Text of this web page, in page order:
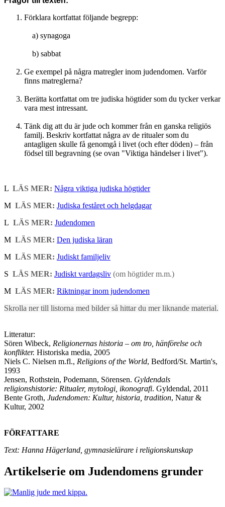
Förklara kortfattat följande begrepp:
a) synagoga
b) sabbat
Ge exempel på några matregler inom judendomen. Varför
finns matreglerna?
Berätta kortfattat om tre judiska högtider som du tycker verkar
vara mest intressant.
Tänk dig att du är jude och kommer från en ganska religiös
familj. Beskriv kortfattat några av de ritualer som du
antagligen skulle få genomgå i livet (och efter döden) – från
födsel till begravning (se ovan "Viktiga händelser i livet").
L LÄS MER: Några viktiga judiska högtider
M LÄS MER: Judiska feståret och helgdagar
L LÄS MER: Judendomen
M LÄS MER: Den judiska läran
M LÄS MER: Judiskt familjeliv
S LÄS MER: Judiskt vardagsliv (om högtider m.m.)
M LÄS MER: Riktningar inom judendomen
Skrolla ner till listorna med bilder så hittar du mer liknande material.
Litteratur:
​Sören Wibeck, Religionernas historia – om tro, hänförelse och
konflikter. Historiska media, 2005
Niels C. Nielsen m.fl., Religions of the World, Bedford/St. Martin's,
1993
Jensen, Rothstein, Podemann, Sörensen. Gyldendals
religionshistorie: Ritualer, mytologi, ikonografi. Gyldendal, 2011
Bente Groth, Judendomen: Kultur, historia, tradition, Natur &
Kultur, 2002
FÖRFATTARE
Text: Hanna Hägerland, gymnasielärare i religionskunskap
Artikelserie om Judendomens grunder